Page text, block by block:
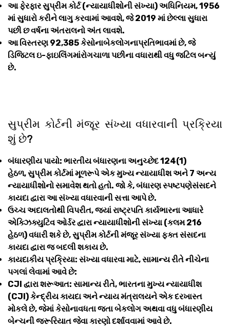
આ ફેરફાર સુપ્રીમ કોર્ટ (ન્યાયાધીશોની સંખ્યા) અધિનિયમ, 1956
માં સુધારો કરીને લાગુ કરવામાં આવશે, જે 2019 માં છેલ્લા સુધારા
પછી છ વર્ષના અંતરાલનો અંત લાવશે.
આ વિસ્તરણ 92,385 કેસોનાબેકલોગનાપ્રતિભાવમાં છે, જે
ડિજિટલ ઇ-ફાઇલિંગમાંરોગચાળા પછીના વધારાથી વધુ જટિલ બન્યું
છે.
સુપ્રીમ કોર્ટની મંજૂર સંખ્યા વધારવાની પ્રક્રિયા
શું છે?
બંધારણીય પાયો: ભારતીય બંધારણના અનુચ્છેદ 124(1)
હેઠળ, સુપ્રીમ કોર્ટમાં મૂળરૂપે એક મુખ્ય ન્યાયાધીશ અને 7 અન્ય
ન્યાયાધીશોનો સમાવેશ થતો હતો. જો કે, બંધારણ સ્પષ્ટપણેસંસદને
કાયદા દ્વારા આ સંખ્યા વધારવાની સત્તા આપે છે.
ઉચ્ચ અદાલતોથી વિપરીત, જ્યાં રાષ્ટ્રપતિ કાર્યભારના આધારે
એક્ઝિક્યુટિવ ઓર્ડર દ્વારા ન્યાયાધીશોની સંખ્યા (કલમ 216
હેઠળ) વધારી શકે છે, સુપ્રીમ કોર્ટની મંજૂર સંખ્યા ફક્ત સંસદના
કાયદા દ્વારા જ બદલી શકાય છે.
કાયદાકીય પ્રક્રિયા: સંખ્યા વધારવા માટે, સામાન્ય રીતે નીચેના
પગલાં લેવામાં આવે છે:
CJI દ્વારા શરૂઆત: સામાન્ય રીતે, ભારતના મુખ્ય ન્યાયાધીશ
(CJI) કેન્દ્રીય કાયદા અને ન્યાય મંત્રાલયને એક દરખાસ્ત
મોકલે છે, જેમાં કેસોનાવધતા જતા બેકલોગ અથવા વધુ બંધારણીય
બેન્ચની જરૂરિયાત જેવા કારણો દર્શાવવામાં આવે છે.